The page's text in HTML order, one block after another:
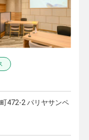
472-2 パリヤサンペ